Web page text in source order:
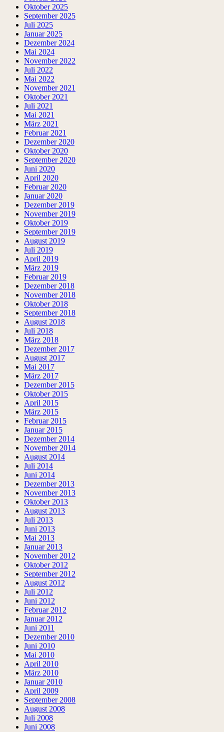
Oktober 2025
September 2025
Juli 2025
Januar 2025
Dezember 2024
Mai 2024
November 2022
Juli 2022
Mai 2022
November 2021
Oktober 2021
Juli 2021
Mai 2021
März 2021
Februar 2021
Dezember 2020
Oktober 2020
September 2020
Juni 2020
April 2020
Februar 2020
Januar 2020
Dezember 2019
November 2019
Oktober 2019
September 2019
August 2019
Juli 2019
April 2019
März 2019
Februar 2019
Dezember 2018
November 2018
Oktober 2018
September 2018
August 2018
Juli 2018
März 2018
Dezember 2017
August 2017
Mai 2017
März 2017
Dezember 2015
Oktober 2015
April 2015
März 2015
Februar 2015
Januar 2015
Dezember 2014
November 2014
August 2014
Juli 2014
Juni 2014
Dezember 2013
November 2013
Oktober 2013
August 2013
Juli 2013
Juni 2013
Mai 2013
Januar 2013
November 2012
Oktober 2012
September 2012
August 2012
Juli 2012
Juni 2012
Februar 2012
Januar 2012
Juni 2011
Dezember 2010
Juni 2010
Mai 2010
April 2010
März 2010
Januar 2010
April 2009
September 2008
August 2008
Juli 2008
Juni 2008